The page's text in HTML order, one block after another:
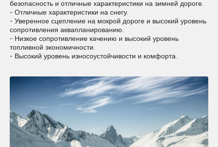
безопасность и отличные характеристики на зимней дороге.
- Отличные характеристики на снегу.
- Уверенное сцепление на мокрой дороге и высокий уровень
сопротивления аквапланированию.
- Низкое сопротивление качению и высокий уровень
топливной экономичности.
- Высокий уровень износоустойчивости и комфорта.